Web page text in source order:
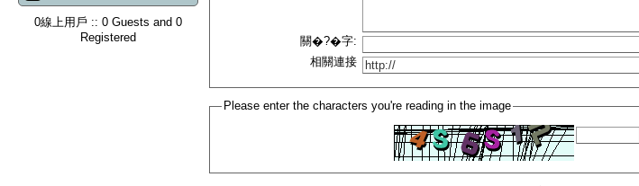
0線上用戶 :: 0 Guests and 0
Registered
關�?�字:
相關連接
Please enter the characters you're reading in the image